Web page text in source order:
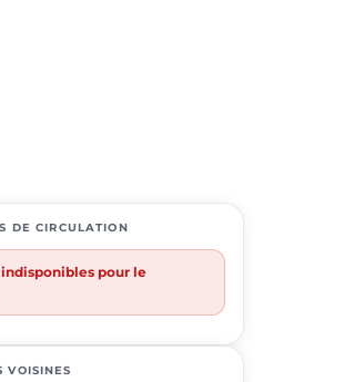
DE CIRCULATION
pour le
VOISINES